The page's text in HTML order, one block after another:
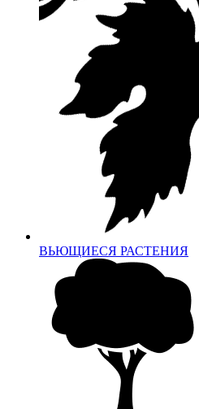
ВЬЮЩИЕСЯ РАСТЕНИЯ